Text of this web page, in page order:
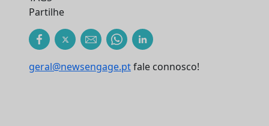
Partilhe
geral@newsengage.ptfale connosco!